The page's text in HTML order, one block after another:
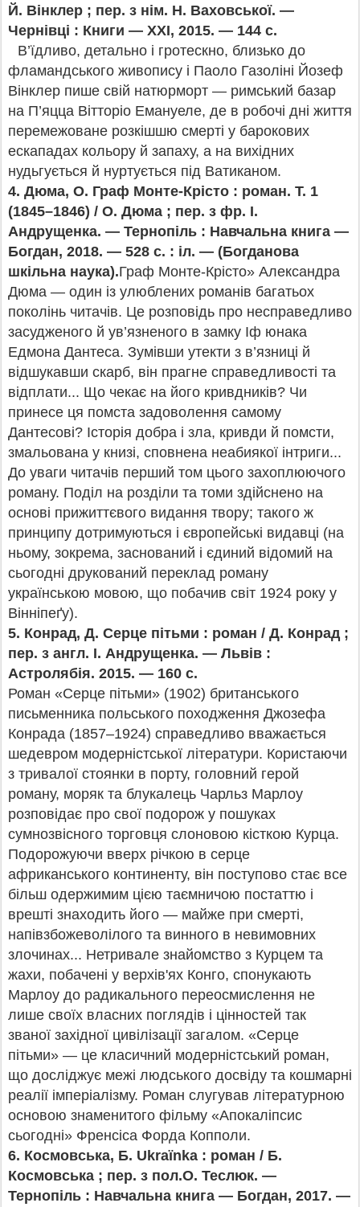
Й. Вінклер ; пер. з нім. Н. Ваховської. —
Чернівці : Книги — ХХI, 2015. — 144 с.
В’їдливо, детально і гротескно, близько до
фламандського живопису і Паоло Газоліні Йозеф
Вінклер пише свій натюрморт — римський базар
на П’яцца Вітторіо Емануеле, де в робочі дні життя
перемежоване розкішшю смерті у барокових
ескападах кольору й запаху, а на вихідних
нудьгується й нуртується під Ватиканом.
4. Дюма, О. Граф Монте-Крісто : роман. Т. 1
(1845–1846) / О. Дюма ; пер. з фр. І.
Андрущенка. — Тернопіль : Навчальна книга —
Богдан, 2018. — 528 с. : іл. — (Богданова
шкільна наука).Граф Монте-Крісто» Александра
Дюма — один із улюблених романів багатьох
поколінь читачів. Це розповідь про несправедливо
засудженого й ув’язненого в замку Іф юнака
Едмона Дантеса. Зумівши утекти з в’язниці й
відшукавши скарб, він прагне справедливості та
відплати... Що чекає на його кривдників? Чи
принесе ця помста задоволення самому
Дантесові? Історія добра і зла, кривди й помсти,
змальована у книзі, сповнена неабиякої інтриги...
До уваги читачів перший том цього захоплюючого
роману. Поділ на розділи та томи здійснено на
основі прижиттєвого видання твору; такого ж
принципу дотримуються і європейські видавці (на
ньому, зокрема, заснований і єдиний відомий на
сьогодні друкований переклад роману
українською мовою, що побачив світ 1924 року у
Вінніпеґу).
5. Конрад, Д. Серце пітьми : роман / Д. Конрад ;
пер. з англ. І. Андрущенка. — Львів :
Астролябія. 2015. — 160 с.
Роман «Серце пітьми» (1902) британського
письменника польського походження Джозефа
Конрада (1857–1924) справедливо вважається
шедевром модерністської літератури. Користаючи
з тривалої стоянки в порту, головний герой
роману, моряк та блукалець Чарльз Марлоу
розповідає про свої подорож у пошуках
сумнозвісного торговця слоновою кісткою Курца.
Подорожуючи вверх річкою в серце
африканського континенту, він поступово стає все
більш одержимим цією таємничою постаттю і
врешті знаходить його — майже при смерті,
напівзбожеволілого та винного в невимовних
злочинах... Нетривале знайомство з Курцем та
жахи, побачені у верхів'ях Конго, спонукають
Марлоу до радикального переосмислення не
лише своїх власних поглядів і цінностей так
званої західної цивілізації загалом. «Серце
пітьми» — це класичний модерністський роман,
що досліджує межі людського досвіду та кошмарні
реалії імперіалізму. Роман слугував літературною
основою знаменитого фільму «Апокаліпсис
сьогодні» Френсіса Форда Копполи.
6. Космовська, Б. Ukraïnka : роман / Б.
Космовська ; пер. з пол.О. Теслюк. —
Тернопіль : Навчальна книга — Богдан, 2017. —